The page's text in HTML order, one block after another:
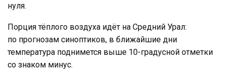
нуля.
Порция тёплого воздуха идёт на Средний Урал:
по прогнозам синоптиков, в ближайшие дни
температура поднимется выше 10-градусной отметки
со знаком минус.